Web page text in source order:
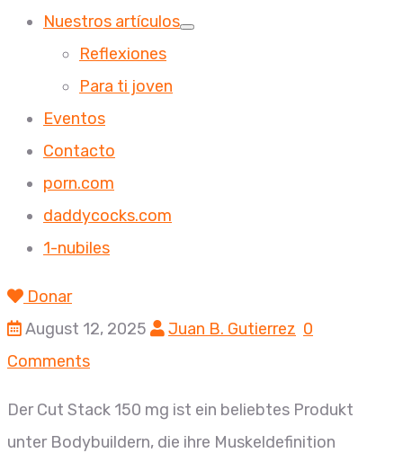
Nuestros artículos
Reflexiones
Para ti joven
Eventos
Contacto
porn.com
daddycocks.com
1-nubiles
Donar
August 12, 2025
Juan B. Gutierrez 0
Comments
Der Cut Stack 150 mg ist ein beliebtes Produkt
unter Bodybuildern, die ihre Muskeldefinition